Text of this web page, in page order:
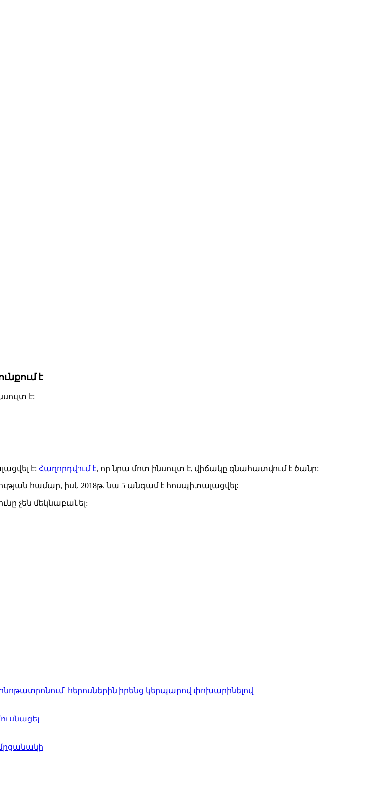
է
է:
է: Հաղորդվում է, որ նրա մոտ ինսուլտ է, վիճակը գնահատվում է ծանր:
համար, իսկ 2018թ. նա 5 անգամ է հոսպիտալացվել:
չեն մեկնաբանել:
հերոսներին իրենց կերպարով փոխարինելով